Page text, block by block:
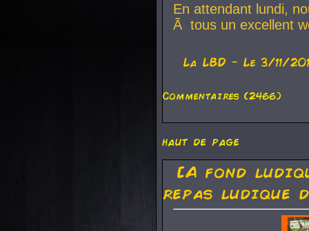
En attendant lundi,
Ã tous un excellent
La LBD - Le 3/11/
Commentaires (2466)
haut de page
[A fond
repas ludique